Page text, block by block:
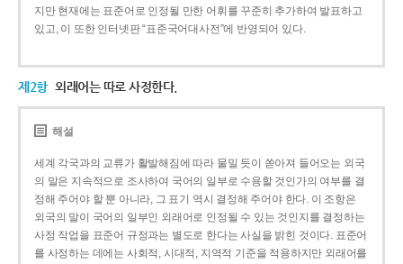
지만 현재에는 표준어로 인정될 만한 어휘를 꾸준히 추가하여 발표하고
있고, 이 또한 인터넷판 “표준국어대사전”에 반영되어 있다.
제2항 외래어는 따로 사정한다.
해설
세계 각국과의 교류가 활발해짐에 따라 물밀 듯이 쏟아져 들어오는 외국
의 말은 지속적으로 조사하여 국어의 일부로 수용할 것인가의 여부를 결
정해 주어야 할 뿐 아니라, 그 표기 역시 결정해 주어야 한다. 이 조항은
외국의 말이 국어의 일부인 외래어로 인정될 수 있는 것인지를 결정하는
사정 작업을 표준어 규정과는 별도로 한다는 사실을 밝힌 것이다. 표준어
를 사정하는 데에는 사회적, 시대적, 지역적 기준을 적용하지만 외래어를